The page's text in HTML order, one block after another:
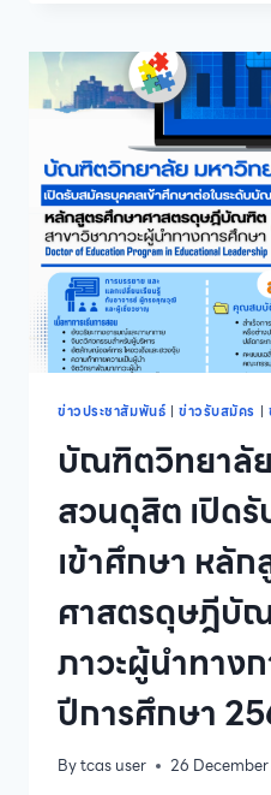
มหาวิทยาลัย
สวนดุสิต
เปิด
รับ
สมัคร
ผู้
สำเร็จ
การ
ศึกษา
ปวส.เข้า
ศึกษา
ปริญญา
วิชา
การ
ข่าวประชาสัมพันธ์ | ข่าวรับสมัคร |
บัณฑิตวิทยาลั
สวนดุสิต เปิด
เข้าศึกษา หลั
ศาสตรดุษฎีบั
ภาวะผู้นำทาง
ปีการศึกษา
Bytcas user 26